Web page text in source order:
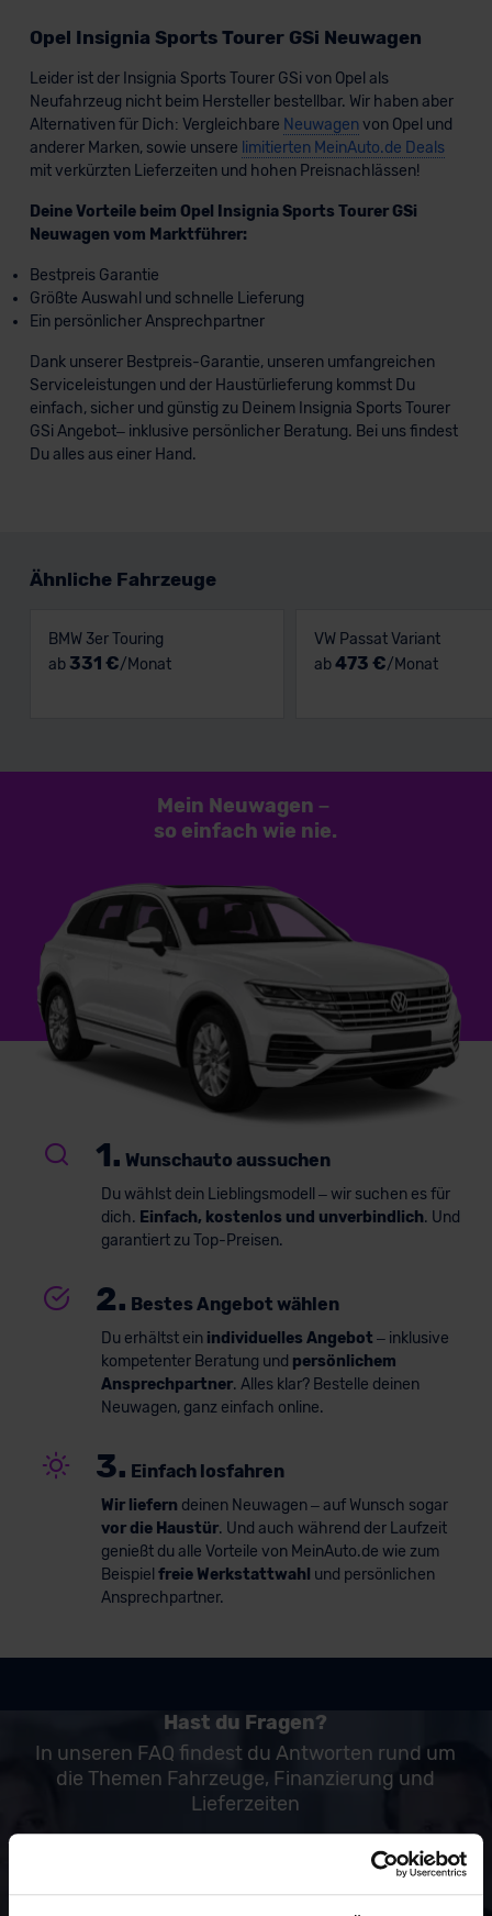
Opel Insignia Sports Tourer GSi Neuwagen
Leider ist der Insignia Sports Tourer GSi von Opel als
Neufahrzeug nicht beim Hersteller bestellbar. Wir haben aber
Alternativen für Dich: Vergleichbare Neuwagenvon Opel und
anderer Marken, sowie unsere limitierten MeinAuto.de Deals
mit verkürzten Lieferzeiten und hohen Preisnachlässen!
Deine Vorteile beim Opel Insignia Sports Tourer GSi
Neuwagen vom Marktführer:
Bestpreis Garantie
Größte Auswahl und schnelle Lieferung
Ein persönlicher Ansprechpartner
Dank unserer Bestpreis-Garantie, unseren umfangreichen
Serviceleistungen und der Haustürlieferung kommst Du
einfach, sicher und günstig zu Deinem Insignia Sports Tourer
GSi Angebot– inklusive persönlicher Beratung. Bei uns findest
Du alles aus einer Hand.
Ähnliche Fahrzeuge
BMW 3er Touring
ab 331 €/Monat
VW Passat Variant
ab473 €/Monat
Mein Neuwagen –
so einfach wie nie.
1. Wunschauto aussuchen
Du wählst dein Lieblingsmodell – wir suchen es für
dich. Einfach, kostenlos und unverbindlich. Und
garantiert zu Top-Preisen.
2. Bestes Angebot wählen
Du erhältst ein individuelles Angebot – inklusive
kompetenter Beratung und persönlichem
Ansprechpartner. Alles klar? Bestelle deinen
Neuwagen, ganz einfach online.
3. Einfach losfahren
Wir liefern deinen Neuwagen – auf Wunsch sogar
vor die Haustür. Und auch während der Laufzeit
genießt du alle Vorteile von MeinAuto.de wie zum
Beispiel freie Werkstattwahl und persönlichen
Ansprechpartner.
Hast du Fragen?
In unseren FAQ findest du Antworten rund um
die Themen Fahrzeuge, Finanzierung und
Lieferzeiten